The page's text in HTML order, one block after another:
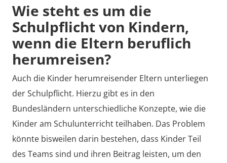
Wie steht es um die
Schulpflicht von Kindern,
wenn die Eltern beruflich
herumreisen?
Auch die Kinder herumreisender Eltern unterliegen
der Schulpflicht. Hierzu gibt es in den
Bundesländern unterschiedliche Konzepte, wie die
Kinder am Schulunterricht teilhaben. Das Problem
könnte bisweilen darin bestehen, dass Kinder Teil
des Teams sind und ihren Beitrag leisten, um den